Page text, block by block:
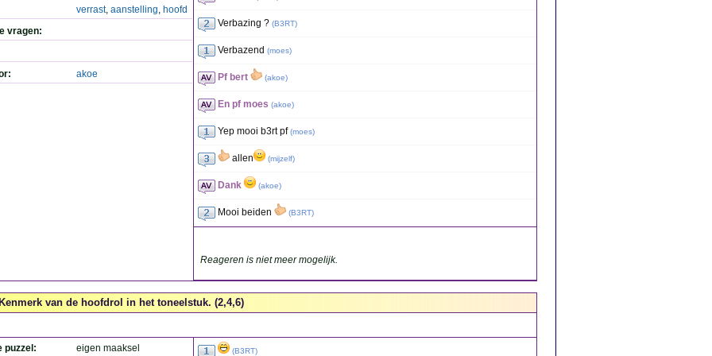
verrast, aanstelling, hoofd
vragen:
akoe
Verbazing ? (B3RT)
Verbazend (moes)
Pf bert (akoe)
En pf moes (akoe)
Yep mooi b3rt pf (moes)
allen (mijzelf)
Dank (akoe)
Mooi beiden (B3RT)
Reageren is niet meer mogelijk.
van de hoofdrol in het toneelstuk. (2,4,6)
puzzel: eigen maaksel (B3RT)